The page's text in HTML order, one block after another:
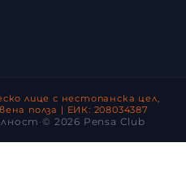
лице с нестопанска цел,
полза | ЕИК: 208034387
·© 2026 Pensa Club